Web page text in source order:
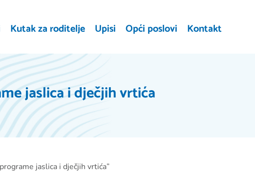
Kutak za roditelje Upisi Opći poslovi Kontakt
jaslica i dječjih vrtića
jaslica i dječjih vrtića”